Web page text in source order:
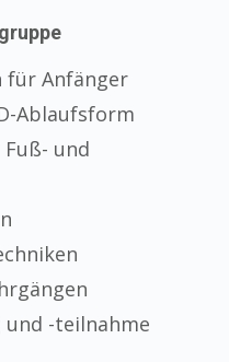
für Anfänger
Ablaufsform
und
-teilnahme